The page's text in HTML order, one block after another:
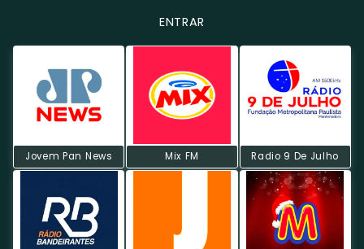
ENTRAR
Jovem Pan News Mix FM Radio 9 De Julho